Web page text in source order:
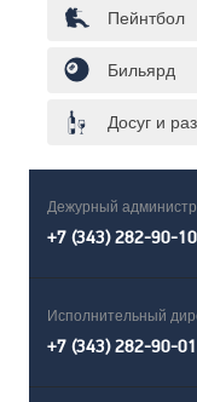
Пейнтбол
Бильярд
Досуг и
Дежурный
+7 (343) 282-90-10
Исполнительный
+7 (343) 282-90-01